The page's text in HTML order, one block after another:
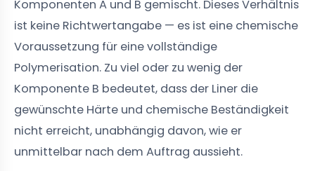
Komponenten A und B gemischt. Dieses Verhältnis
ist keine Richtwertangabe — es ist eine chemische
Voraussetzung für eine vollständige
Polymerisation. Zu viel oder zu wenig der
Komponente B bedeutet, dass der Liner die
gewünschte Härte und chemische Beständigkeit
nicht erreicht, unabhängig davon, wie er
unmittelbar nach dem Auftrag aussieht.